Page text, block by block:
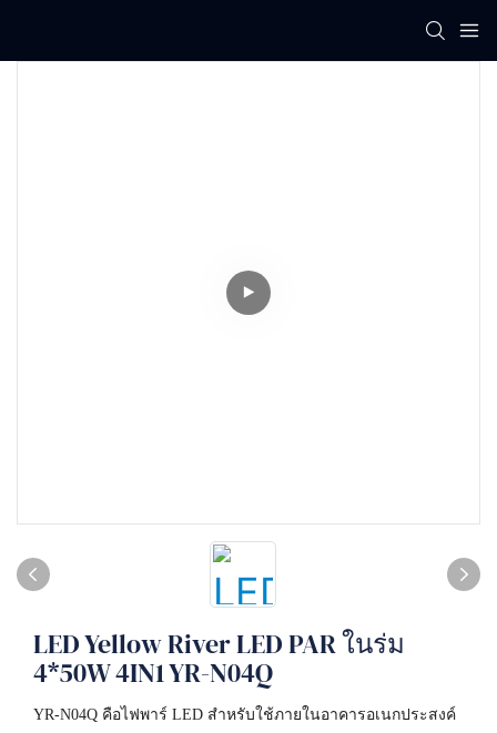
LED Yellow River LED PAR ในร่ม
4*50W 4IN1 YR-N04Q
YR-N04Q คือไฟพาร์ LED สำหรับใช้ภายในอาคารอเนกประสงค์